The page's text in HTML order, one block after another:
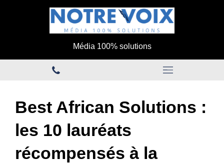
Média 100% solutions
Best African Solutions :
les 10 lauréats
récompensés à la